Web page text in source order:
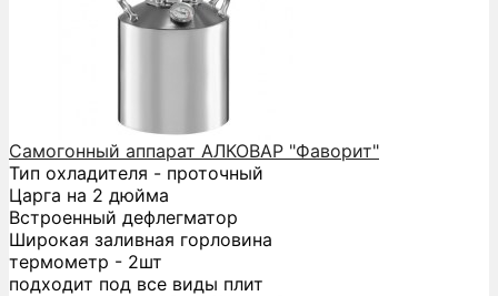
Самогонный аппарат АЛКОВАР "Фаворит"
Тип охладителя - проточный
Царга на 2 дюйма
Встроенный дефлегматор
Широкая заливная горловина
термометр - 2шт
подходит под все виды плит